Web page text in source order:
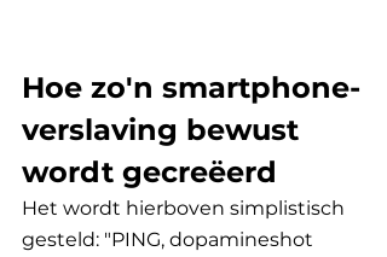
Hoe zo'n smartphone-
verslaving bewust
wordt gecreëerd
Het wordt hierboven simplistisch
gesteld: "PING, dopamineshot